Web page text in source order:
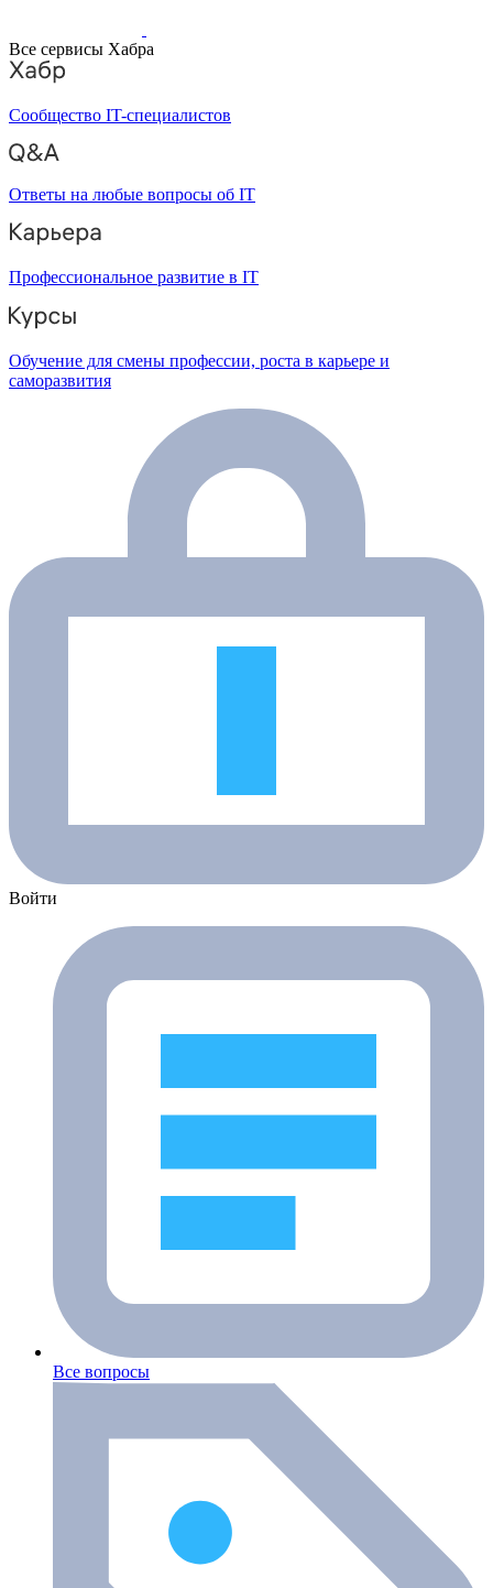
Все сервисы Хабра
Сообщество IT-специалистов
Ответы на любые вопросы об IT
Профессиональное развитие в IT
Обучение для смены профессии, роста в карьере и
саморазвития
Войти
Все вопросы